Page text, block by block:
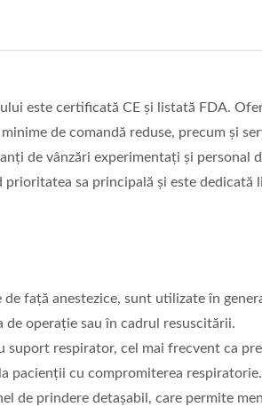
este certificată CE și listată FDA.
de comandă reduse, precum și
de vânzări experimentați și personal
sa principală și este dedicată
de față anestezice, sunt utilizate în
de operație sau în cadrul resuscitării.
suport respirator, cel mai frecvent ca
pacienții cu compromiterea respiratorie.
de prindere detașabil, care permite